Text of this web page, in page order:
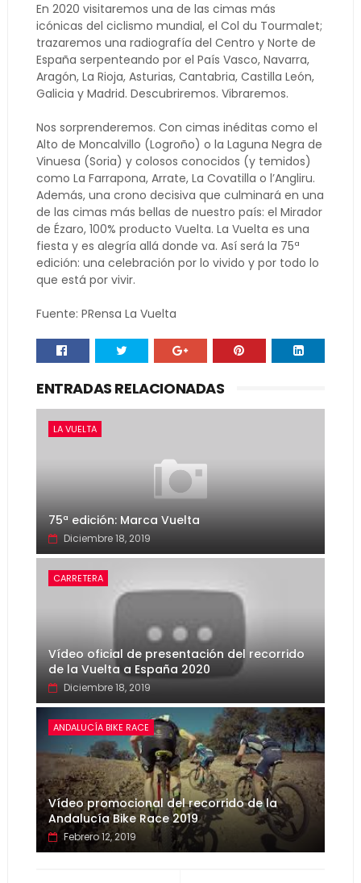
En 2020 visitaremos una de las cimas más
icónicas del ciclismo mundial, el Col du Tourmalet;
trazaremos una radiografía del Centro y Norte de
España serpenteando por el País Vasco, Navarra,
Aragón, La Rioja, Asturias, Cantabria, Castilla León,
Galicia y Madrid. Descubriremos. Vibraremos.
Nos sorprenderemos. Con cimas inéditas como el
Alto de Moncalvillo (Logroño) o la Laguna Negra de
Vinuesa (Soria) y colosos conocidos (y temidos)
como La Farrapona, Arrate, La Covatilla o l’Angliru.
Además, una crono decisiva que culminará en una
de las cimas más bellas de nuestro país: el Mirador
de Ézaro, 100% producto Vuelta. La Vuelta es una
fiesta y es alegría allá donde va. Así será la 75ª
edición: una celebración por lo vivido y por todo lo
que está por vivir.
Fuente: PRensa La Vuelta
ENTRADAS RELACIONADAS
LA VUELTA
75ª edición: Marca Vuelta
Diciembre 18, 2019
CARRETERA
Vídeo oficial de presentación del recorrido
de la Vuelta a España 2020
Diciembre 18, 2019
ANDALUCÍA BIKE RACE
Vídeo promocional del recorrido de la
Andalucía Bike Race 2019
Febrero 12, 2019